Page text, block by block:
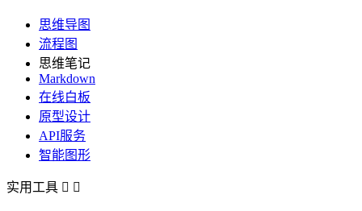
思维导图
流程图
思维笔记
Markdown
在线白板
原型设计
API服务
智能图形
实用工具  